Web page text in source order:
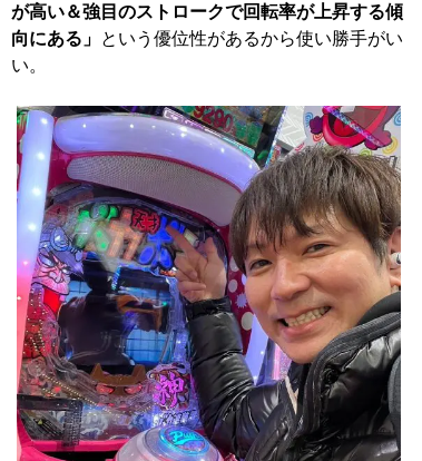
が高い＆強目のストロークで回転率が上昇する傾
向にある」 という優位性があるから使い勝手がい
い。